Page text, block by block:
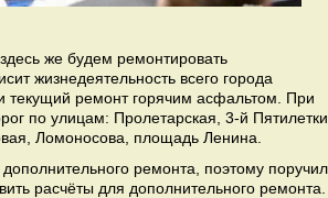
же будем ремонтировать
жизнедеятельность всего города
текущий ремонт горячим асфальтом. При
по улицам: Пролетарская, 3-й
Ломоносова, площадь Ленина.
ремонта, поэтому поручил
расчёты для дополнительного ремонта.